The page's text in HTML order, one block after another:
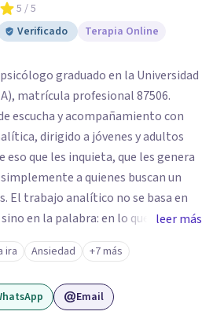
5 / 5
Verificado
Terapia Online
graduado en la Universidad
matrícula profesional 87506.
escucha y acompañamiento con
dirigido a jóvenes y adultos
eso que les inquieta, que les genera
a quienes buscan un
El trabajo analítico no se basa en
en la palabra: en lo que cada
historia, de su deseo, de su
con un analista se abre la
de otro modo eso que hasta ahora
leer más
ira Ansiedad +7 más
Email